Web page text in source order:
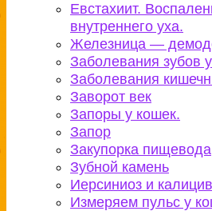
Евстахиит.
внутреннего уха.
Железница —
Заболевания зубов
Заболевания
Заворот век
Запоры у кошек.
Запор
Закупорка пищевода
Зубной камень
Иерсиниоз и
Измеряем пульс у